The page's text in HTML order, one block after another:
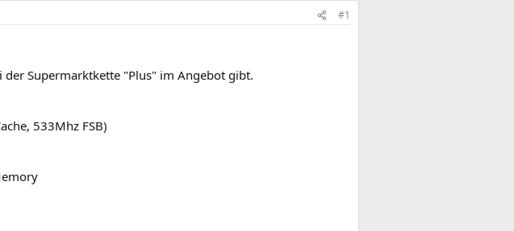
#1
Supermarktkette "Plus" im Angebot gibt.
533Mhz FSB)